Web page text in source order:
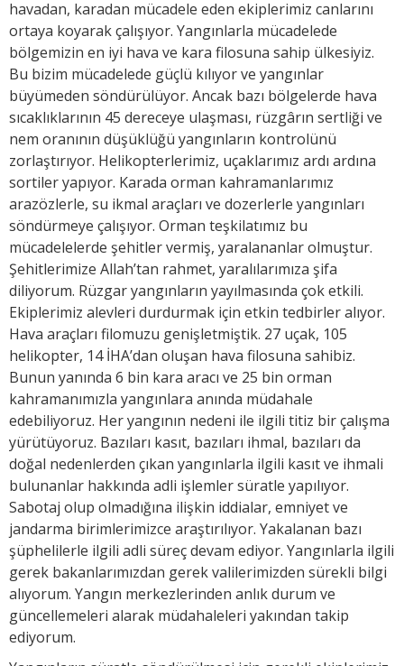
havadan, karadan mücadele eden ekiplerimiz canlarını
ortaya koyarak çalışıyor. Yangınlarla mücadelede
bölgemizin en iyi hava ve kara filosuna sahip ülkesiyiz.
Bu bizim mücadelede güçlü kılıyor ve yangınlar
büyümeden söndürülüyor. Ancak bazı bölgelerde hava
sıcaklıklarının 45 dereceye ulaşması, rüzgârın sertliği ve
nem oranının düşüklüğü yangınların kontrolünü
zorlaştırıyor. Helikopterlerimiz, uçaklarımız ardı ardına
sortiler yapıyor. Karada orman kahramanlarımız
arazözlerle, su ikmal araçları ve dozerlerle yangınları
söndürmeye çalışıyor. Orman teşkilatımız bu
mücadelelerde şehitler vermiş, yaralananlar olmuştur.
Şehitlerimize Allah’tan rahmet, yaralılarımıza şifa
diliyorum. Rüzgar yangınların yayılmasında çok etkili.
Ekiplerimiz alevleri durdurmak için etkin tedbirler alıyor.
Hava araçları filomuzu genişletmiştik. 27 uçak, 105
helikopter, 14 İHA’dan oluşan hava filosuna sahibiz.
Bunun yanında 6 bin kara aracı ve 25 bin orman
kahramanımızla yangınlara anında müdahale
edebiliyoruz. Her yangının nedeni ile ilgili titiz bir çalışma
yürütüyoruz. Bazıları kasıt, bazıları ihmal, bazıları da
doğal nedenlerden çıkan yangınlarla ilgili kasıt ve ihmali
bulunanlar hakkında adli işlemler süratle yapılıyor.
Sabotaj olup olmadığına ilişkin iddialar, emniyet ve
jandarma birimlerimizce araştırılıyor. Yakalanan bazı
şüphelilerle ilgili adli süreç devam ediyor. Yangınlarla ilgili
gerek bakanlarımızdan gerek valilerimizden sürekli bilgi
alıyorum. Yangın merkezlerinden anlık durum ve
güncellemeleri alarak müdahaleleri yakından takip
ediyorum.